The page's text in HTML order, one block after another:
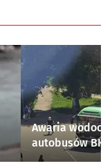
Awaria
autobusów